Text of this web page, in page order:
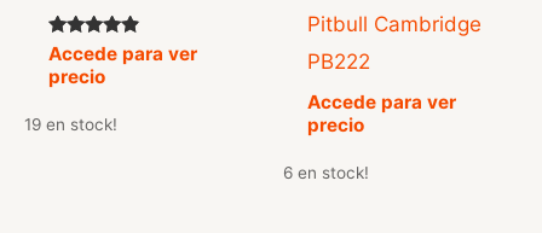
Valorado
con
4.71
Accede para ver
precio
19 en stock!
Pitbull Cambridge
PB222
Accede para ver
precio
6 en stock!